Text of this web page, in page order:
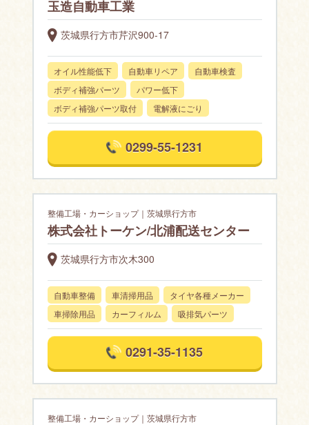
玉造自動車工業
茨城県行方市芹沢900-17
オイル性能低下 自動車リペア
自動車検査
ボディ補強パーツ
パワー低下
ボディ補強パーツ取付
電解液にごり
0299-55-1231
整備工場・カーショップ｜茨城県行方市
株式会社トーケン/北浦配送センター
茨城県行方市次木300
自動車整備 車清掃用品
タイヤ各種メーカー
車掃除用品
カーフィルム 吸排気パーツ
0291-35-1135
整備工場・カーショップ｜茨城県行方市